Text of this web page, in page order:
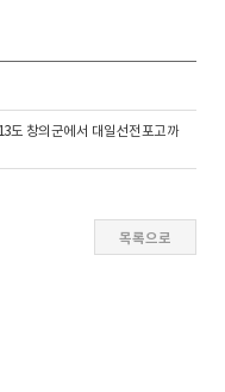
도 창의군에서 대일선전포고까